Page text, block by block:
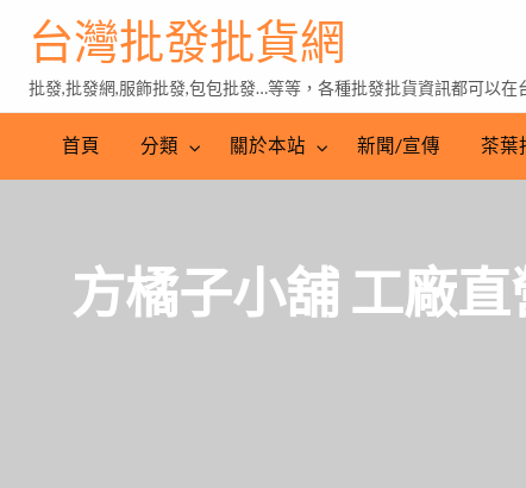
茶
發
台灣批發批貨網
批發,批發網,服飾批發,包包批發…等等，各種批發批貨資訊都可以在
首頁 分類 關於本站 新聞/宣傳 茶葉
方橘子小舖 工廠